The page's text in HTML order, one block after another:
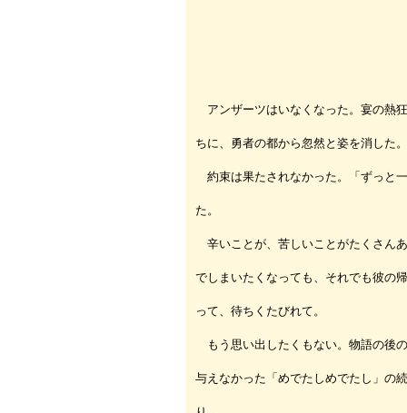
アンザーツはいなくなった。宴の熱
ちに、勇者の都から忽然と姿を消した。
約束は果たされなかった。「ずっと
た。
辛いことが、苦しいことがたくさん
でしまいたくなっても、それでも彼の
って、待ちくたびれて。
もう思い出したくもない。物語の後
与えなかった「めでたしめでたし」の